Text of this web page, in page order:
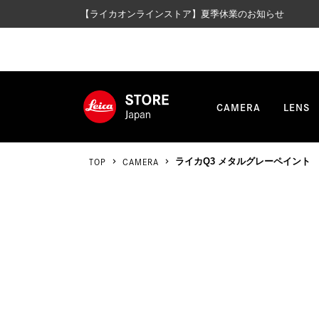
【ライカオンラインストア】夏季休業のお知らせ
CAMERA LENS
TOP CAMERA ライカQ3 メタルグレーペイント